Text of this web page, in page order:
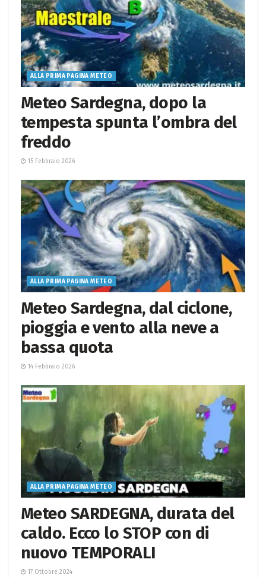
ALLA PRIMA PAGINA METEO
Meteo Sardegna, dopo la
tempesta spunta l’ombra del
freddo
15 Febbraio 2026
ALLA PRIMA PAGINA METEO
Meteo Sardegna, dal ciclone,
pioggia e vento alla neve a
bassa quota
14 Febbraio 2026
ALLA PRIMA PAGINA METEO
Meteo SARDEGNA, durata del
caldo. Ecco lo STOP con di
nuovo TEMPORALI
17 Ottobre 2024